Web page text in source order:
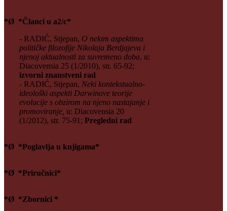
*Ø *Članci u a2/c*
- RADIĆ, Stjepan, O nekim aspektima
političke filozofije Nikolaja Berdjajeva i
njenoj aktualnosti za suvremeno doba, u:
Diacovensia 25 (1/2010), str. 65-92;
izvorni znanstveni rad
- RADIĆ, Stjepan, Neki kontekstualno-
ideološki aspekti Darwinove teorije
evolucije s obzirom na njeno nastajanje i
promoviranje, u: Diacovensia 20
(1/2012), str. 75-91; Pregledni rad
*Ø *Poglavlja u knjigama*
*Ø *Priručnici*
*Ø *Zbornici *